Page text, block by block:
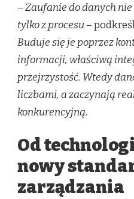
–Zaufanie do danych
tylko z procesu–
Buduje się je poprzez
informacji, właściwą
przejrzystość. Wtedy
liczbami, a zaczynają
konkurencyjną.
Od
nowy
zarządzania